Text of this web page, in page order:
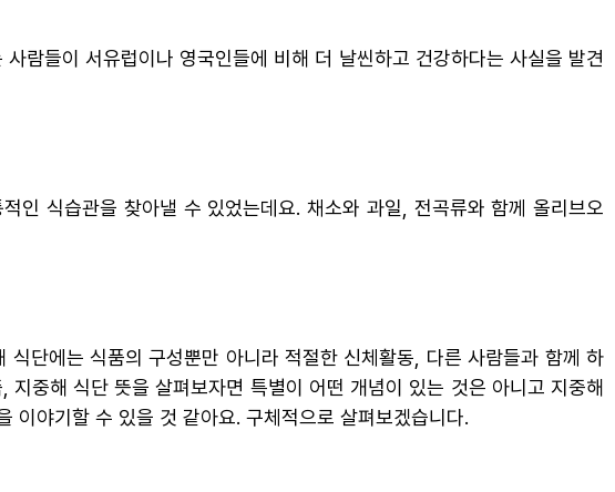
람들이 서유럽이나 영국인들에 비해 더 날씬하고 건강하다는 사실을 발견
인 식습관을 찾아낼 수 있었는데요. 채소와 과일, 전곡류와 함께 올리브오
단에는 식품의 구성뿐만 아니라 적절한 신체활동, 다른 사람들과 함께 하
중해 식단 뜻을 살펴보자면 특별이 어떤 개념이 있는 것은 아니고 지중해
이야기할 수 있을 것 같아요. 구체적으로 살펴보겠습니다.